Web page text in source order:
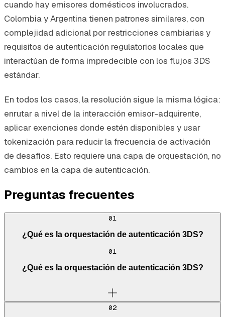
cuando hay emisores domésticos involucrados.
Colombia y Argentina tienen patrones similares, con
complejidad adicional por restricciones cambiarias y
requisitos de autenticación regulatorios locales que
interactúan de forma impredecible con los flujos 3DS
estándar.
En todos los casos, la resolución sigue la misma lógica:
enrutar a nivel de la interacción emisor-adquirente,
aplicar exenciones donde estén disponibles y usar
tokenización para reducir la frecuencia de activación
de desafíos. Esto requiere una capa de orquestación, no
cambios en la capa de autenticación.
Preguntas frecuentes
01
¿Qué es la orquestación de autenticación 3DS?
01
¿Qué es la orquestación de autenticación 3DS?
02